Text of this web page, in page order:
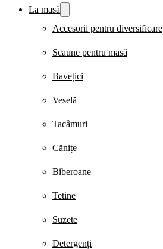
La masă
Accesorii pentru diversificare
Scaune pentru masă
Bavețici
Veselă
Tacâmuri
Cănițe
Biberoane
Tetine
Suzete
Detergenți